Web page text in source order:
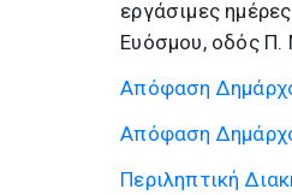
εργάσιμες
Ευόσμου, οδός
Απόφαση
Απόφαση
Περιληπτική